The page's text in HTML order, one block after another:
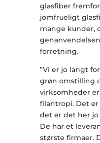
glasfiber
jomfrueligt
mange kunder,
forretning.
”Vi er jo langt
grøn omstilling
virksomheder
filantropi. Det er
det er det her jo
De har et
største firmaer.